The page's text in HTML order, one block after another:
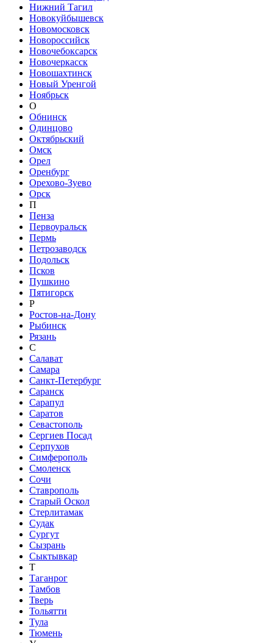
Нижний Тагил
Новокуйбышевск
Новомосковск
Новороссийск
Новочебоксарск
Новочеркасск
Новошахтинск
Новый Уренгой
Ноябрьск
О
Обнинск
Одинцово
Октябрьский
Омск
Орел
Оренбург
Орехово-Зуево
Орск
П
Пенза
Первоуральск
Пермь
Петрозаводск
Подольск
Псков
Пушкино
Пятигорск
Р
Ростов-на-Дону
Рыбинск
Рязань
С
Салават
Самара
Санкт-Петербург
Саранск
Сарапул
Саратов
Севастополь
Сергиев Посад
Серпухов
Симферополь
Смоленск
Сочи
Ставрополь
Старый Оскол
Стерлитамак
Судак
Сургут
Сызрань
Сыктывкар
Т
Таганрог
Тамбов
Тверь
Тольятти
Тула
Тюмень